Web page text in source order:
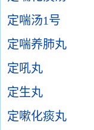
定喘汤1号
定喘养肺丸
定吼丸
定生丸
定嗽化痰丸